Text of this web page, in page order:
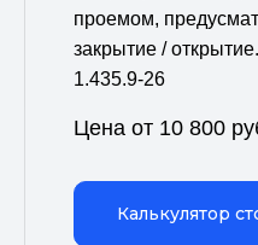
проемом,
закрытие /
1.435.9-26
Цена от 10 800
Калькулятор